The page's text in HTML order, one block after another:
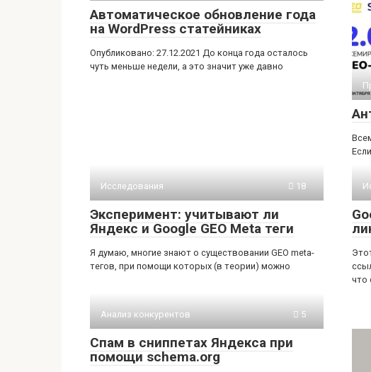
Автоматическое обновление года
на WordPress статейниках
Опубликовано: 27.12.2021 До конца года осталось
чуть меньше недели, а это значит уже давно
Исследования 18
Эксперимент: учитывают ли
Яндекс и Google GEO Meta теги
Я думаю, многие знают о существовании GEO meta-
тегов, при помощи которых (в теории) можно
что
Анализ конкурентов 5
Спам в сниппетах Яндекса при
помощи schema.org